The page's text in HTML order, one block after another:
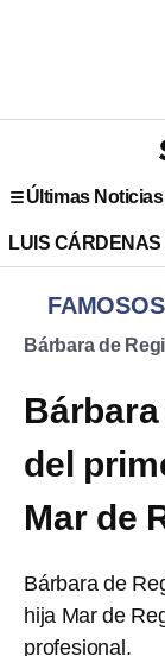
Últimas Noticias
LUIS CÁRDENAS
FAMOSOS
Bárbara de Regil
del
Mar de
Bárbara de
hija Mar de
profesional.